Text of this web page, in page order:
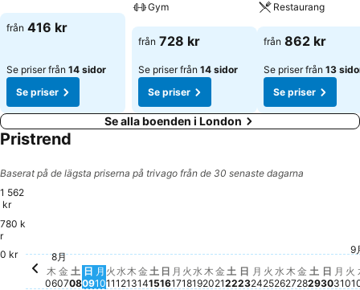
från 416 kr
Se priser från 14 sidor
Se priser
Gym
från 728 kr
Se priser från 14 sidor
Se priser
Restaurang
från 862 kr
Se priser från 13
Se priser
Se alla boenden i London
Pristrend
Baserat på de lägsta priserna på trivago från de 30 senaste dagarna
1 562
kr
780 k
r
0 kr
木, 8月 06
578 kr
8月
木
06
金, 8月 07
576 kr
金
07
土, 8月 08
769 kr
土
08
日, 8月 09
513 kr
日
09
月, 8月 10
576 kr
月
10
火, 8月 11
642 kr
火
11
水, 8月 12
640 kr
水
12
木, 8月 13
576 kr
木
13
金, 8月 14
641 kr
金
14
土
15
日
16
月, 8月 17
601 kr
月
17
火
18
水, 8月 19
769 kr
水
19
木, 8月 20
576 kr
木
20
金, 8月 21
576 kr
金
21
土, 8月 22
833 kr
土
22
日
23
月, 8月 24
577 kr
月
24
火, 8月 25
678 kr
火
25
水, 8月 26
641 kr
水
26
木, 8月 27
576 kr
木
27
金, 8月
577 kr
金
28
土, 8月
962 kr
土
29
日, 8
577
日
30
月
31
9
火
01